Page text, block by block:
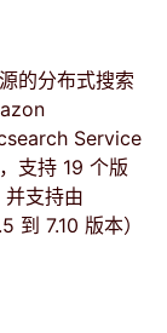
的分布式搜索
Service
支持 19 个版
支持由
7.10 版本）